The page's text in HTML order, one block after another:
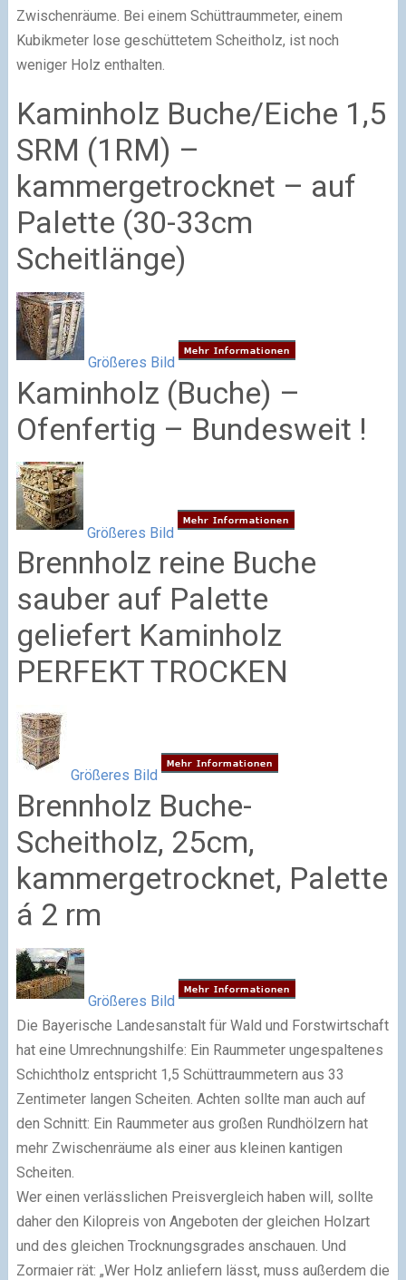
Zwischenräume. Bei einem Schüttraummeter, einem
Kubikmeter lose geschüttetem Scheitholz, ist noch
weniger Holz enthalten.
Kaminholz Buche/Eiche 1,5
SRM (1RM) –
kammergetrocknet – auf
Palette (30-33cm
Scheitlänge)
Größeres Bild
Kaminholz (Buche) –
Ofenfertig – Bundesweit !
Größeres Bild
Brennholz reine Buche
sauber auf Palette
geliefert Kaminholz
PERFEKT TROCKEN
Größeres Bild
Brennholz Buche-
Scheitholz, 25cm,
kammergetrocknet, Palette
á 2 rm
Größeres Bild
Die Bayerische Landesanstalt für Wald und Forstwirtschaft
hat eine Umrechnungshilfe: Ein Raummeter ungespaltenes
Schichtholz entspricht 1,5 Schüttraummetern aus 33
Zentimeter langen Scheiten. Achten sollte man auch auf
den Schnitt: Ein Raummeter aus großen Rundhölzern hat
mehr Zwischenräume als einer aus kleinen kantigen
Scheiten.
Wer einen verlässlichen Preisvergleich haben will, sollte
daher den Kilopreis von Angeboten der gleichen Holzart
und des gleichen Trocknungsgrades anschauen. Und
Zormaier rät: „Wer Holz anliefern lässt, muss außerdem die